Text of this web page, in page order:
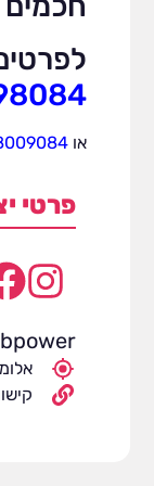
או
פרטי
bpower
אלומות 3, פארק